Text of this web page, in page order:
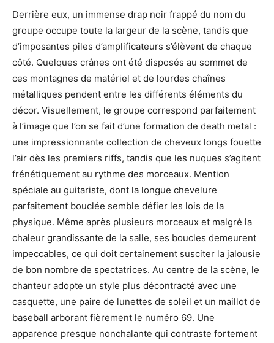
Derrière eux, un immense drap noir frappé du nom du
groupe occupe toute la largeur de la scène, tandis que
d’imposantes piles d’amplificateurs s’élèvent de chaque
côté. Quelques crânes ont été disposés au sommet de
ces montagnes de matériel et de lourdes chaînes
métalliques pendent entre les différents éléments du
décor. Visuellement, le groupe correspond parfaitement
à l’image que l’on se fait d’une formation de death metal :
une impressionnante collection de cheveux longs fouette
l’air dès les premiers riffs, tandis que les nuques s’agitent
frénétiquement au rythme des morceaux. Mention
spéciale au guitariste, dont la longue chevelure
parfaitement bouclée semble défier les lois de la
physique. Même après plusieurs morceaux et malgré la
chaleur grandissante de la salle, ses boucles demeurent
impeccables, ce qui doit certainement susciter la jalousie
de bon nombre de spectatrices. Au centre de la scène, le
chanteur adopte un style plus décontracté avec une
casquette, une paire de lunettes de soleil et un maillot de
baseball arborant fièrement le numéro 69. Une
apparence presque nonchalante qui contraste fortement